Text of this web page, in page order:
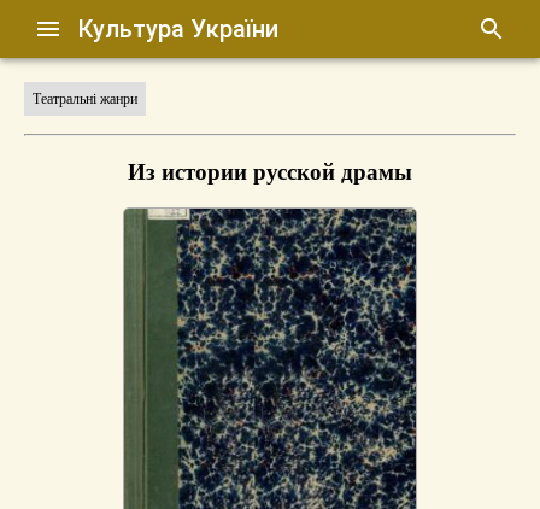
Культура України
Театральні жанри
Из истории русской драмы